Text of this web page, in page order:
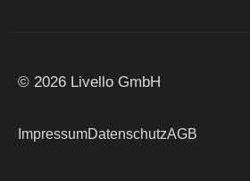
© 2026 Livello GmbH
ImpressumDatenschutzAGB